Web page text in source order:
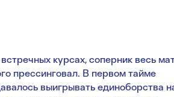
курсах, соперник весь
прессинговал. В первом тайме
выигрывать единоборства